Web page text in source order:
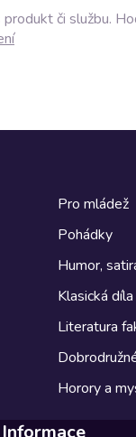
či službu.
Pro mládež
Pohádky
Humor,
Klasická díla
Literatura
Horory a
Informace